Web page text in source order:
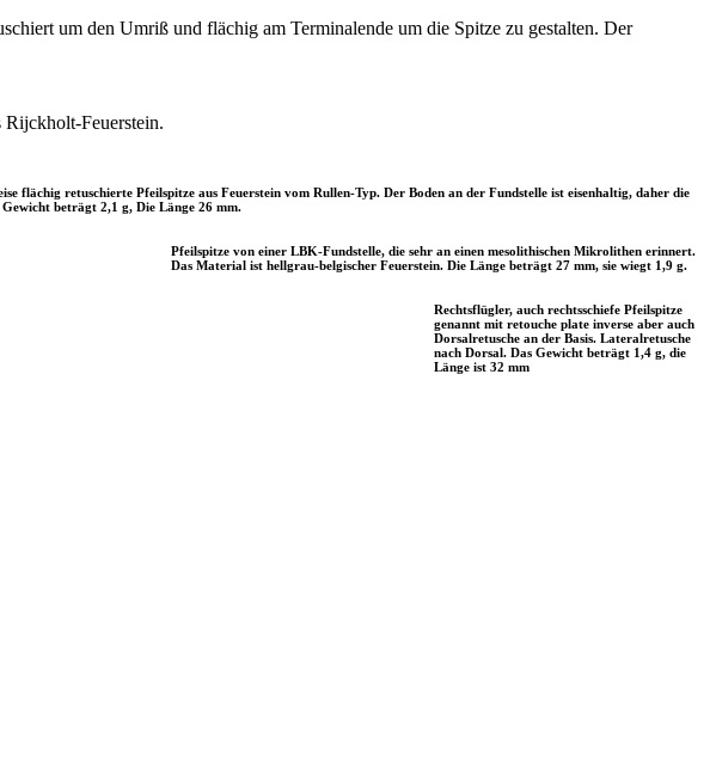
um den Umriß und flächig am Terminalende um die Spitze zu gestalten. Der
Rijckholt-Feuerstein.
flächig retuschierte Pfeilspitze aus Feuerstein vom Rullen-Typ. Der Boden an der Fundstelle ist eisenhaltig, daher die
beträgt 2,1 g, Die Länge 26 mm.
Pfeilspitze von einer LBK-Fundstelle, die sehr an einen mesolithischen Mikrolithen erinnert.
Das Material ist hellgrau-belgischer Feuerstein. Die Länge beträgt 27 mm, sie wiegt 1,9 g.
Rechtsflügler, auch rechtsschiefe Pfeilspitze
genannt mit retouche plate inverse aber auch
Dorsalretusche an der Basis. Lateralretusche
nach Dorsal. Das Gewicht beträgt 1,4 g, die
Länge ist 32 mm